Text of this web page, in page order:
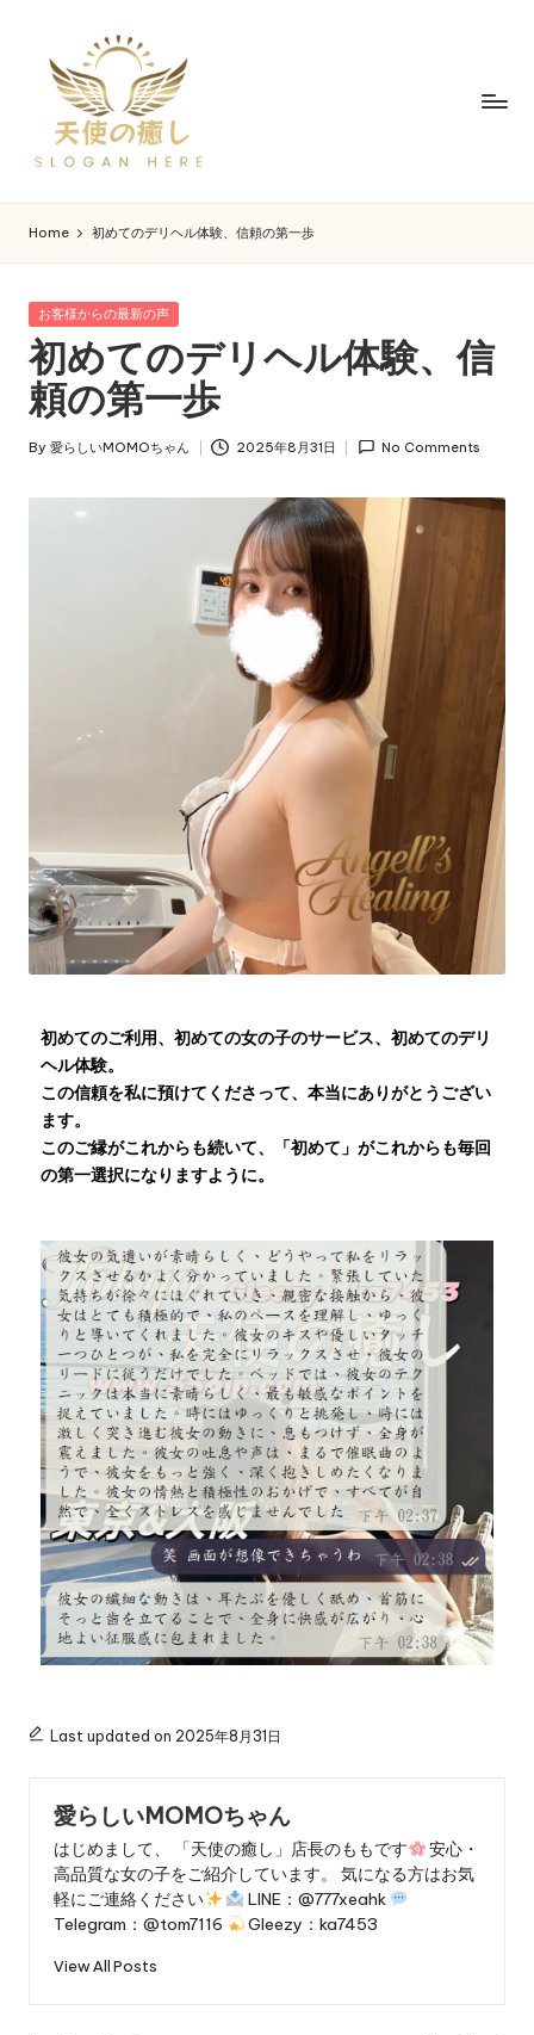
Home 初めてのデリヘル体験、信頼の第一歩
お客様からの最新の声
初めてのデリヘル体験、信
頼の第一歩
By 愛らしいMOMOちゃん 2025年8月31日 No Comments
初めてのご利用、初めての女の子のサービス、初めてのデリ
ヘル体験。
この信頼を私に預けてくださって、本当にありがとうござい
ます。
このご縁がこれからも続いて、「初めて」がこれからも毎回
の第一選択になりますように。
Last updated on 2025年8月31日
愛らしいMOMOちゃん
はじめまして、 「天使の癒し」店長のももです
安心・
高品質な女の子をご紹介しています。 気になる方はお気
軽にご連絡ください
LINE：@777xeahk
Telegram：@tom7116
Gleezy：ka7453
View All Posts